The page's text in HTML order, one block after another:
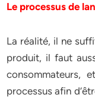
Le processus de
La réalité, il ne
produit, il faut
consommateurs,
processus afin